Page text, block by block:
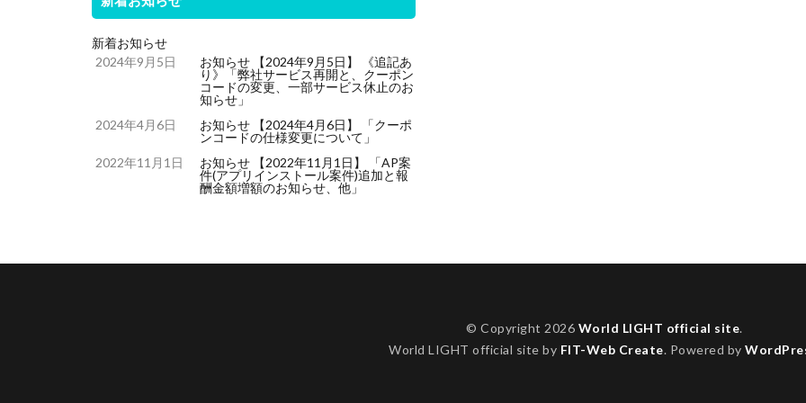
新着お知らせ
2024年9月5日
お知らせ 【2024年9月5日】 《追記あ
り》「弊社サービス再開と、クーポン
コードの変更、一部サービス休止のお
知らせ」
2024年4月6日
お知らせ 【2024年4月6日】 「クーポ
ンコードの仕様変更について」
2022年11月1日
お知らせ 【2022年11月1日】 「AP案
件(アプリインストール案件)追加と報
酬金額増額のお知らせ、他」
© Copyright 2026 World LIGHT official site.
World LIGHT official site by FIT-Web Create. Powered by